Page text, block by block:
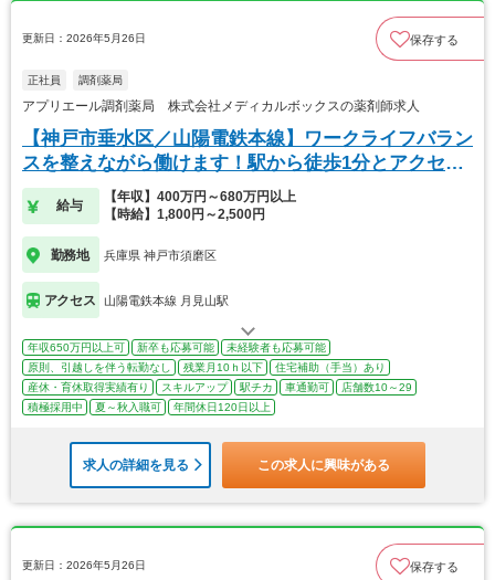
更新日：2026年5月26日 保存する
正社員 調剤薬局
アプリエール調剤薬局 株式会社メディカルボックスの薬剤師求人
【神戸市垂水区／山陽電鉄本線】ワークライフバラン
スを整えながら働けます！駅から徒歩1分とアクセス
◎
給与
【年収】400万円～680万円以上
【時給】1,800円～2,500円
勤務地 兵庫県 神戸市須磨区
アクセス 山陽電鉄本線 月見山駅
年収650万円以上可 新卒も応募可能
未経験者も応募可能
原則、引越しを伴う転勤なし
残業月10ｈ以下
住宅補助（手当）あり
産休・育休取得実績有り
スキルアップ 駅チカ 車通勤可
店舗数10～29
積極採用中
夏～秋入職可 年間休日120日以上
求人の詳細を見る この求人に興味がある
更新日：2026年5月26日 保存する